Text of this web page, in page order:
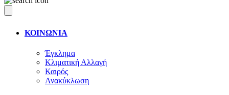
ΚΟΙΝΩΝΙΑ
Έγκλημα
Κλιματική Αλλαγή
Καιρός
Ανακύκλωση